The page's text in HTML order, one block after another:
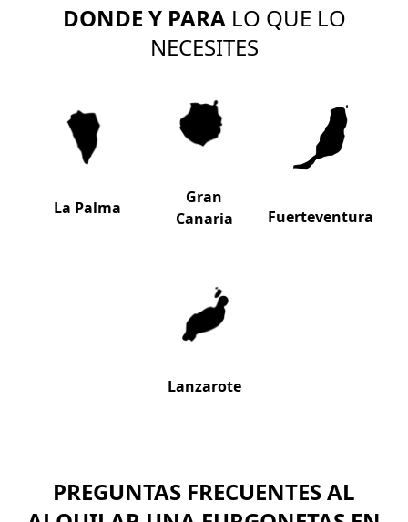
DONDE Y PARALO QUE LO
NECESITES
La Palma
Gran
Canaria
Fuerteventura
Lanzarote
PREGUNTAS FRECUENTES AL